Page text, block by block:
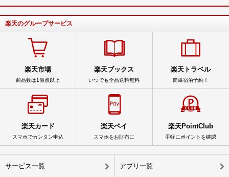
楽天のグループサービス
楽天市場
商品数は1億点以上
楽天ブックス
いつでも全品送料無料
楽天トラベル
簡単宿泊予約！
楽天カード
スマホでカンタン申込
楽天ペイ
スマホをお財布に
楽天PointClub
手軽にポイントを確認
サービス一覧 アプリ一覧